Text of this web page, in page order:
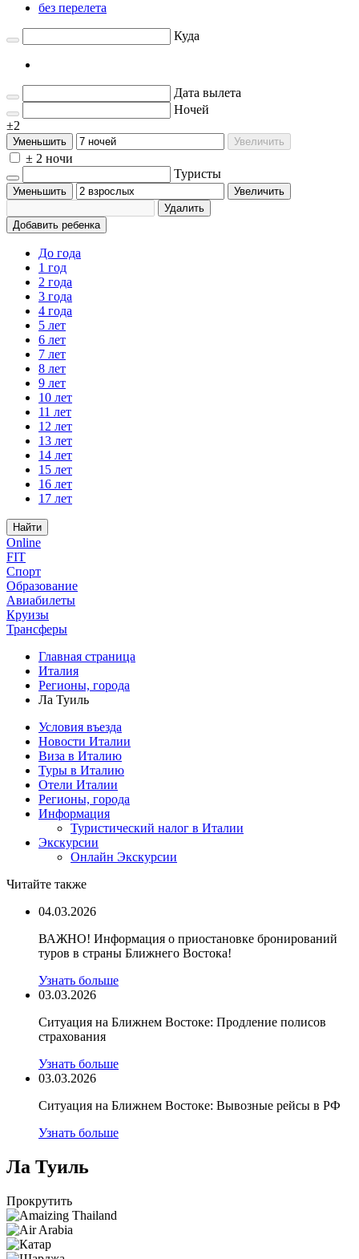
без перелета
Куда
Дата вылета
Ночей
±2
Уменьшить Увеличить
± 2 ночи
Туристы
Уменьшить
Увеличить
Удалить
Добавить ребенка
До года
1 год
2 года
3 года
4 года
5 лет
6 лет
7 лет
8 лет
9 лет
10 лет
11 лет
12 лет
13 лет
14 лет
15 лет
16 лет
17 лет
Найти
Online
FIT
Спорт
Образование
Авиабилеты
Круизы
Трансферы
Главная страница
Италия
Регионы, города
Ла Туиль
Условия въезда
Новости Италии
Виза в Италию
Туры в Италию
Отели Италии
Регионы, города
Информация
Туристический налог в Италии
Экскурсии
Онлайн Экскурсии
Читайте также
04.03.2026
ВАЖНО! Информация о приостановке бронирований
туров в страны Ближнего Востока!
Узнать больше
03.03.2026
Ситуация на Ближнем Востоке: Продление полисов
страхования
Узнать больше
03.03.2026
Ситуация на Ближнем Востоке: Вывозные рейсы в РФ
Узнать больше
Ла Туиль
Прокрутить